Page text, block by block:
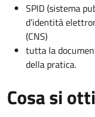
SPID (sistema
d’identità
(CNS)
tutta la
della pratica.
Cosa si